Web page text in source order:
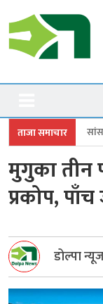
to
content
ताजा समाचार
पालिकासम्मको एउटै
मुगुका तीन
प्रकोप,
डोल्पा